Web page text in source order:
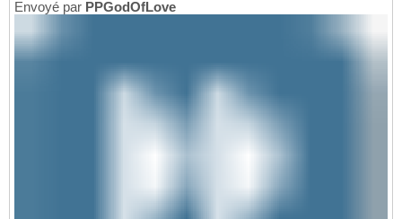
Envoyé par PPGodOfLove